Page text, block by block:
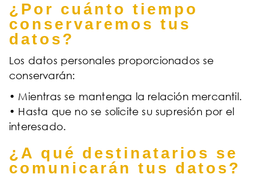
¿Por cuánto tiempo
conservaremos tus
datos?
Los datos personales proporcionados se
conservarán:
• Mientras se mantenga la relación mercantil.
• Hasta que no se solicite su supresión por el
interesado.
¿A qué destinatarios se
comunicarán tus datos?